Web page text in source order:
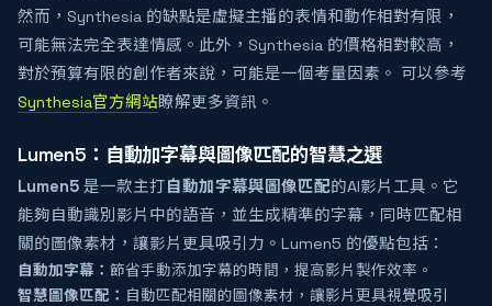
然而，Synthesia 的缺點是虛擬主播的表情和動作相對有限，
可能無法完全表達情感。此外，Synthesia 的價格相對較高，
對於預算有限的創作者來說，可能是一個考量因素。 可以參考
Synthesia官方網站瞭解更多資訊。
Lumen5：自動加字幕與圖像匹配的智慧之選
Lumen5 是一款主打自動加字幕與圖像匹配的AI影片工具。它
能夠自動識別影片中的語音，並生成精準的字幕，同時匹配相
關的圖像素材，讓影片更具吸引力。Lumen5 的優點包括：
自動加字幕： 節省手動添加字幕的時間，提高影片製作效率。
智慧圖像匹配： 自動匹配相關的圖像素材，讓影片更具視覺吸引